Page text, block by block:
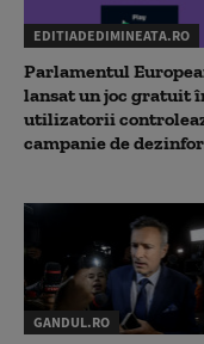
EDITIADEDIMINEATA.RO
Parlamentul
lansat un joc gratuit
utilizatorii
campanie de
GANDUL.RO